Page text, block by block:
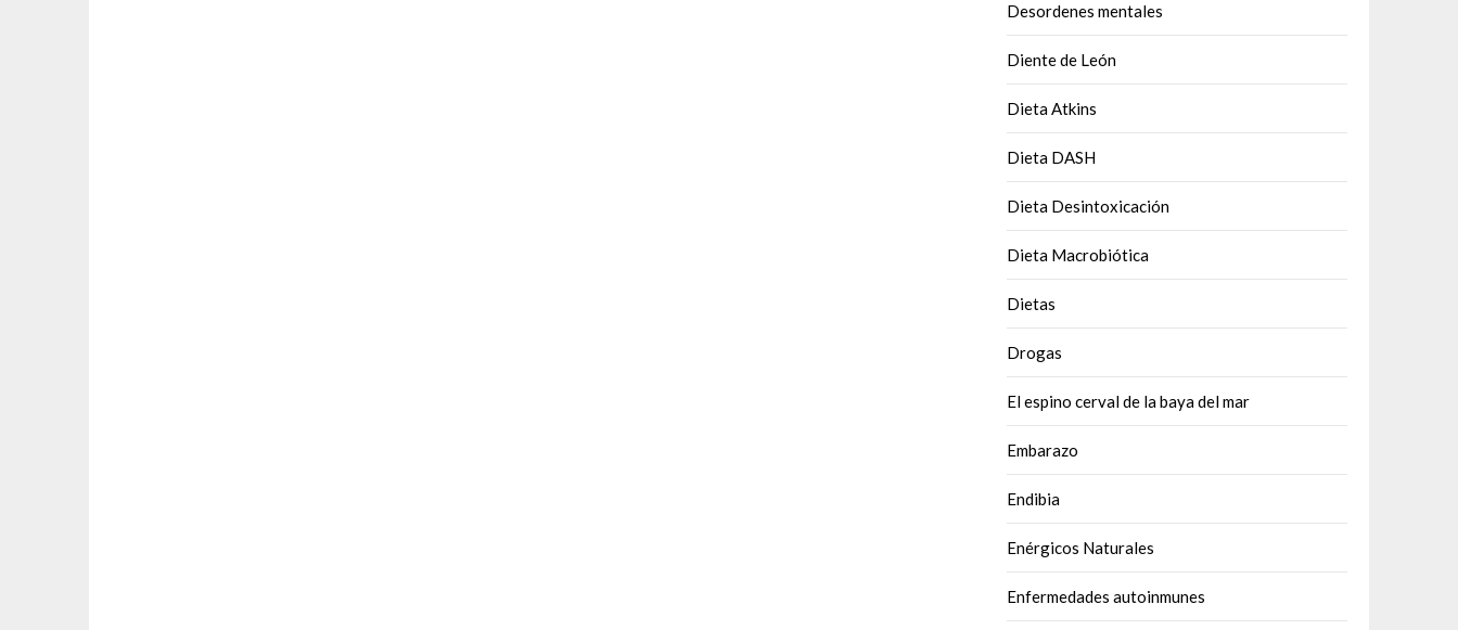
Desordenes mentales
Diente de León
Dieta Atkins
Dieta DASH
Dieta Desintoxicación
Dieta Macrobiótica
Dietas
Drogas
El espino cerval de la baya del mar
Embarazo
Endibia
Enérgicos Naturales
Enfermedades autoinmunes